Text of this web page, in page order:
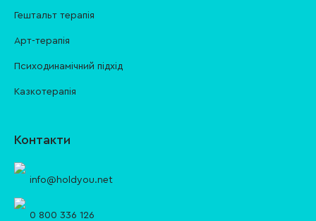
Гештальт терапія
Арт-терапія
Психодинамічний підхід
Казкотерапія
Контакти
info@holdyou.net
0 800 336 126